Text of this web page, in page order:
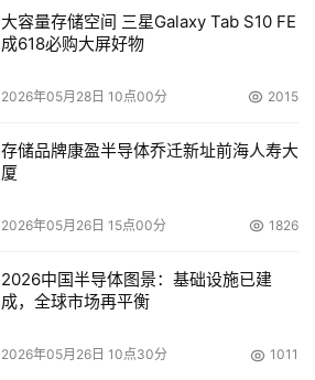
大容量存储空间 三星Galaxy Tab S10 FE
成618必购大屏好物
2026年05月28日 10点00分 2015
存储品牌康盈半导体乔迁新址前海人寿大
厦
2026年05月26日 15点00分 1826
2026中国半导体图景：基础设施已建
成，全球市场再平衡
2026年05月26日 10点30分 1011